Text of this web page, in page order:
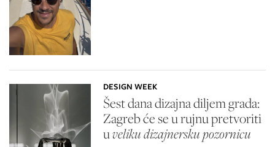
DESIGN WEEK
Šest dana dizajna diljem grada:
Zagreb će se u rujnu pretvoriti
uveliku dizajnersku pozornicu